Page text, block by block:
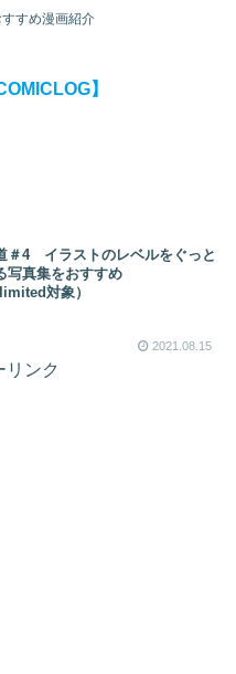
すめ漫画紹介
】
＃4 イラストのレベルをぐっと
写真集をおすすめ
対象）
2021.08.15
リンク